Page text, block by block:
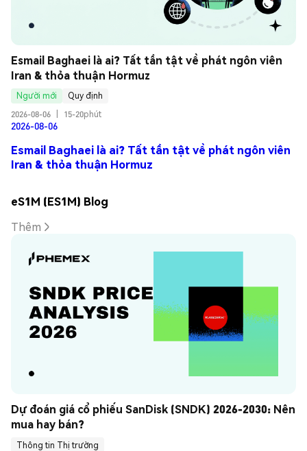
Esmail Baghaei là ai? Tất tần tật về phát ngôn viên
Iran & thỏa thuận Hormuz
Người mới
Quy định
2026-08-06
15-20phút
2026-08-06
Esmail Baghaei là ai? Tất tần tật về phát ngôn viên
Iran & thỏa thuận Hormuz
eS1M (ES1M) Blog
Thêm
Dự đoán giá cổ phiếu SanDisk (SNDK) 2026-2030: Nên
mua hay bán?
Thông tin Thị trường